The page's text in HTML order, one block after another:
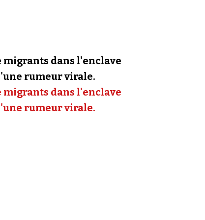
dans l'enclave
rumeur virale.
dans l'enclave
rumeur virale.